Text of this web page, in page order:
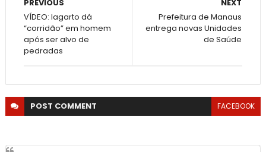
NEXT
Prefeitura de Manaus
entrega novas Unidades
de Saúde
PREVIOUS
VÍDEO: lagarto dá
“corridão” em homem
após ser alvo de
pedradas
POST COMMENT FACEBOOK